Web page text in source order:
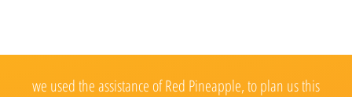
we used the assistance of Red Pineapple, to plan us this